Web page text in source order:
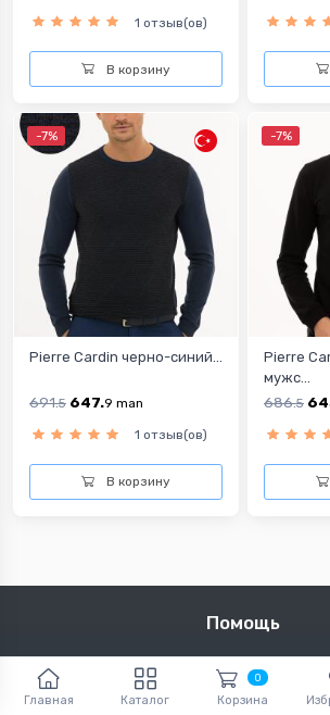
1 отзыв(ов)
В корзину
-7%
Pierre Cardin черно-синий...
691.5 647.9 man
1 отзыв(ов)
В корзину
-7%
Pierre
мужс...
686.5
Главная Каталог
0
Корзина
Помощь
Чтобы связаться с
Политика